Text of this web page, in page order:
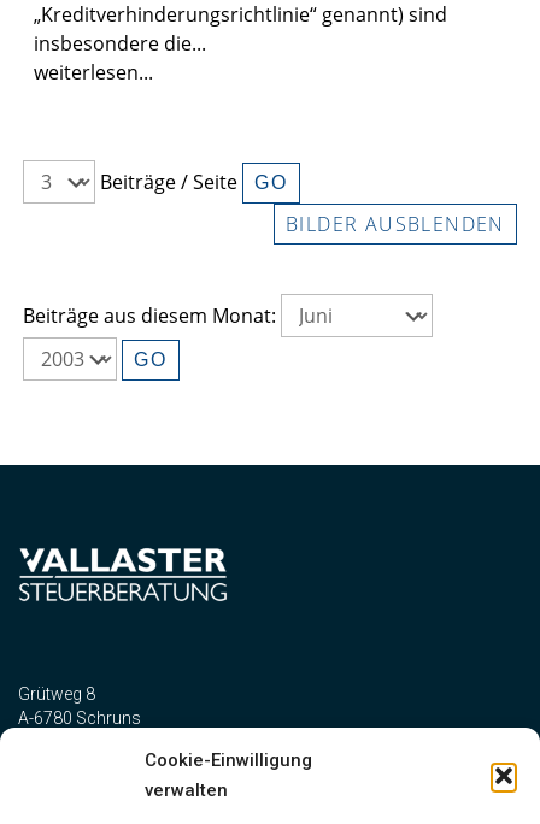
Cookie-Einwilligung
verwalten
„Kreditverhinderungsrichtlinie“ genannt) sind
insbesondere die...
weiterlesen...
Beiträge / Seite
BILDER AUSBLENDEN
Beiträge aus diesem Monat:
Grütweg 8
A-6780 Schruns